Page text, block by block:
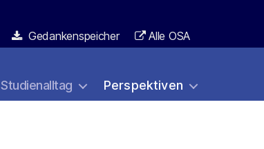
Gedankenspeicher Alle OSA
Studienalltag Perspektiven